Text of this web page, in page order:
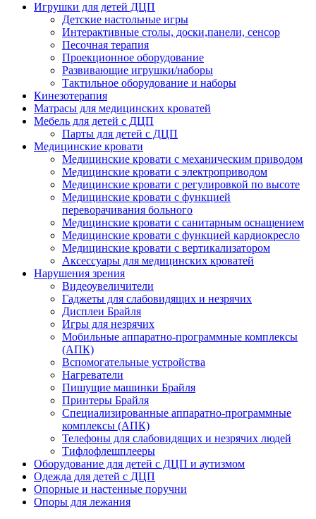
Игрушки для детей ДЦП
Детские настольные игры
Интерактивные столы, доски,панели, сенсор
Песочная терапия
Проекционное оборудование
Развивающие игрушки/наборы
Тактильное оборудование и наборы
Кинезотерапия
Матрасы для медицинских кроватей
Мебель для детей с ДЦП
Парты для детей с ДЦП
Медицинские кровати
Медицинские кровати с механическим приводом
Медицинские кровати с электроприводом
Медицинские кровати с регулировкой по высоте
Медицинские кровати с функцией
переворачивания больного
Медицинские кровати с санитарным оснащением
Медицинские кровати с функцией кардиокресло
Медицинские кровати с вертикализатором
Аксессуары для медицинских кроватей
Нарушения зрения
Видеоувеличители
Гаджеты для слабовидящих и незрячих
Дисплеи Брайля
Игры для незрячих
Мобильные аппаратно-программные комплексы
(АПК)
Вспомогательные устройства
Нагреватели
Пишущие машинки Брайля
Принтеры Брайля
Специализированные аппаратно-программные
комплексы (АПК)
Телефоны для слабовидящих и незрячих людей
Тифлофлешплееры
Оборудование для детей с ДЦП и аутизмом
Одежда для детей с ДЦП
Опорные и настенные поручни
Опоры для лежания